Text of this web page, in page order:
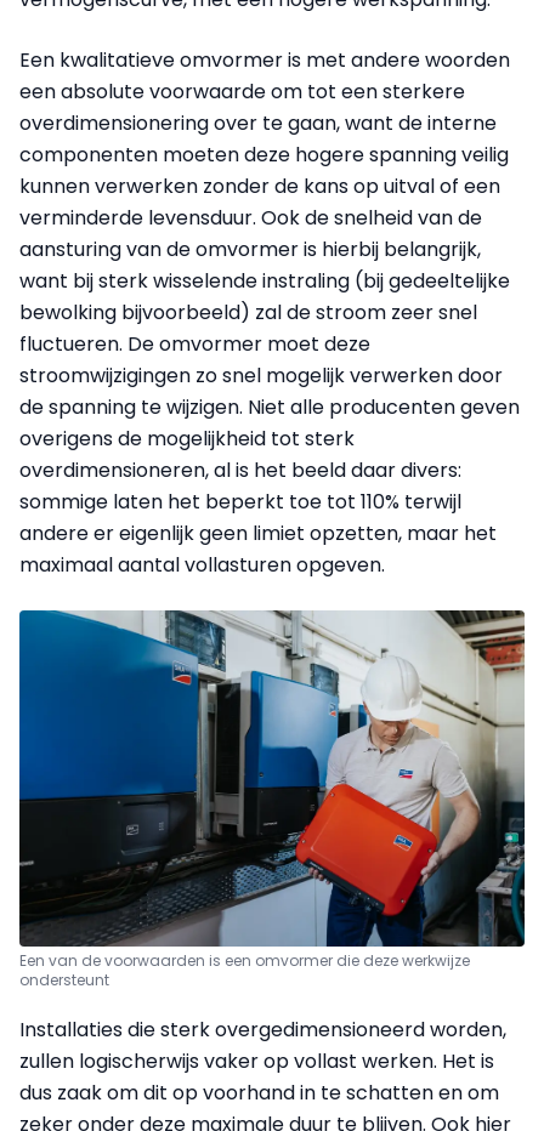
Een kwalitatieve omvormer is met andere woorden
een absolute voorwaarde om tot een sterkere
overdimensionering over te gaan, want de interne
componenten moeten deze hogere spanning veilig
kunnen verwerken zonder de kans op uitval of een
verminderde levensduur. Ook de snelheid van de
aansturing van de omvormer is hierbij belangrijk,
want bij sterk wisselende instraling (bij gedeeltelijke
bewolking bijvoorbeeld) zal de stroom zeer snel
fluctueren. De omvormer moet deze
stroomwijzigingen zo snel mogelijk verwerken door
de spanning te wijzigen. Niet alle producenten geven
overigens de mogelijkheid tot sterk
overdimensioneren, al is het beeld daar divers:
sommige laten het beperkt toe tot 110% terwijl
andere er eigenlijk geen limiet opzetten, maar het
maximaal aantal vollasturen opgeven.
Een van de voorwaarden is een omvormer die deze werkwijze
ondersteunt
Installaties die sterk overgedimensioneerd worden,
zullen logischerwijs vaker op vollast werken. Het is
dus zaak om dit op voorhand in te schatten en om
zeker onder deze maximale duur te blijven. Ook hier